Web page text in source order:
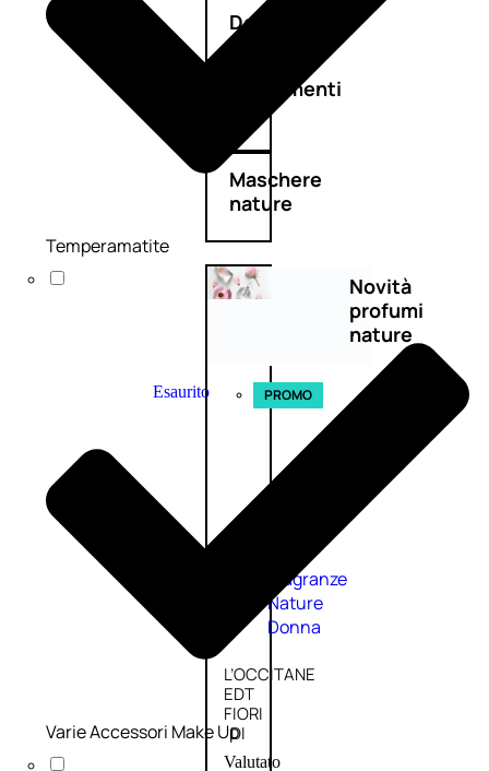
Detergenza
Trattamenti
viso
Maschere
nature
Novità
profumi
nature
Esaurito PROMO
Fragranze
Nature
Donna
L’OCCITANE
EDT
FIORI
DI
Valutato
Temperamatite
Varie Accessori Make Up